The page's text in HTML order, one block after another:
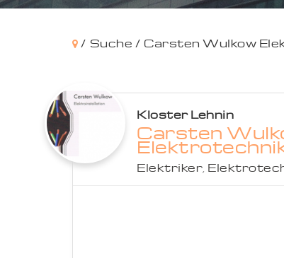
/ Suche / Carsten Wulkow
Kloster Lehnin
Carsten
Elektriker,